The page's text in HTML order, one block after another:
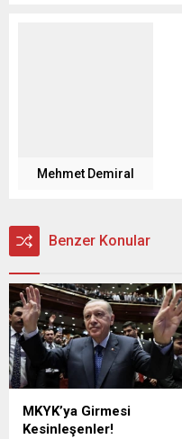
Mehmet Demiral
Benzer Konular
MKYK’ya Girmesi
Kesinleşenler!